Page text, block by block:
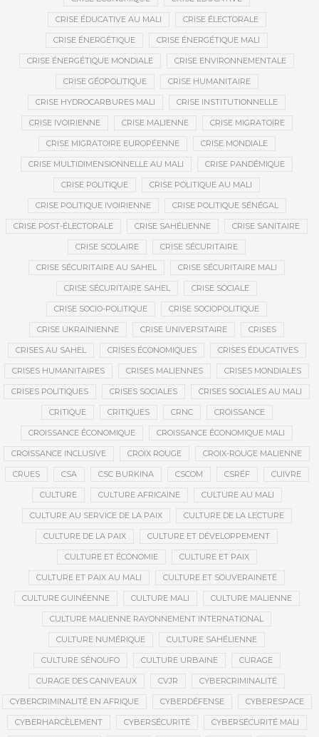
CRISE ÉDUCATIVE AU MALI CRISE ÉLECTORALE
CRISE ÉNERGÉTIQUE CRISE ÉNERGÉTIQUE MALI
CRISE ÉNERGÉTIQUE MONDIALE CRISE ENVIRONNEMENTALE
CRISE GÉOPOLITIQUE CRISE HUMANITAIRE
CRISE HYDROCARBURES MALI CRISE INSTITUTIONNELLE
CRISE IVOIRIENNE CRISE MALIENNE CRISE MIGRATOIRE
CRISE MIGRATOIRE EUROPÉENNE CRISE MONDIALE
CRISE MULTIDIMENSIONNELLE AU MALI CRISE PANDÉMIQUE
CRISE POLITIQUE CRISE POLITIQUE AU MALI
CRISE POLITIQUE IVOIRIENNE CRISE POLITIQUE SÉNÉGAL
CRISE POST-ÉLECTORALE CRISE SAHÉLIENNE CRISE SANITAIRE
CRISE SCOLAIRE CRISE SÉCURITAIRE
CRISE SÉCURITAIRE AU SAHEL CRISE SÉCURITAIRE MALI
CRISE SÉCURITAIRE SAHEL CRISE SOCIALE
CRISE SOCIO-POLITIQUE CRISE SOCIOPOLITIQUE
CRISE UKRAINIENNE CRISE UNIVERSITAIRE CRISES
CRISES AU SAHEL CRISES ÉCONOMIQUES CRISES ÉDUCATIVES
CRISES HUMANITAIRES CRISES MALIENNES CRISES MONDIALES
CRISES POLITIQUES CRISES SOCIALES CRISES SOCIALES AU MALI
CRITIQUE CRITIQUES CRNC CROISSANCE
CROISSANCE ÉCONOMIQUE CROISSANCE ÉCONOMIQUE MALI
CROISSANCE INCLUSIVE CROIX ROUGE CROIX-ROUGE MALIENNE
CRUES CSA CSC BURKINA CSCOM CSRÉF CUIVRE
CULTURE CULTURE AFRICAINE CULTURE AU MALI
CULTURE AU SERVICE DE LA PAIX CULTURE DE LA LECTURE
CULTURE DE LA PAIX CULTURE ET DÉVELOPPEMENT
CULTURE ET ÉCONOMIE CULTURE ET PAIX
CULTURE ET PAIX AU MALI CULTURE ET SOUVERAINETÉ
CULTURE GUINÉENNE CULTURE MALI CULTURE MALIENNE
CULTURE MALIENNE RAYONNEMENT INTERNATIONAL
CULTURE NUMÉRIQUE CULTURE SAHÉLIENNE
CULTURE SÉNOUFO CULTURE URBAINE CURAGE
CURAGE DES CANIVEAUX CVJR CYBERCRIMINALITÉ
CYBERCRIMINALITÉ EN AFRIQUE CYBERDÉFENSE CYBERESPACE
CYBERHARCÈLEMENT CYBERSÉCURITÉ CYBERSÉCURITÉ MALI